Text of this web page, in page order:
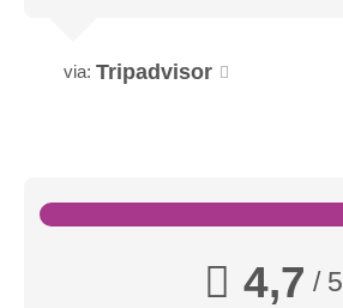
via: Tripadvisor
4,7 / 5